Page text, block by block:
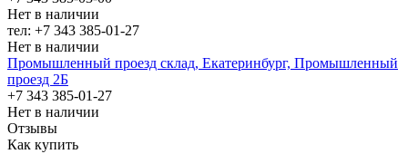
Нет в наличии
тел: +7 343 385-01-27
Нет в наличии
Промышленный проезд cклад, Екатеринбург, Промышленный
проезд 2Б
+7 343 385-01-27
Нет в наличии
Отзывы
Как купить